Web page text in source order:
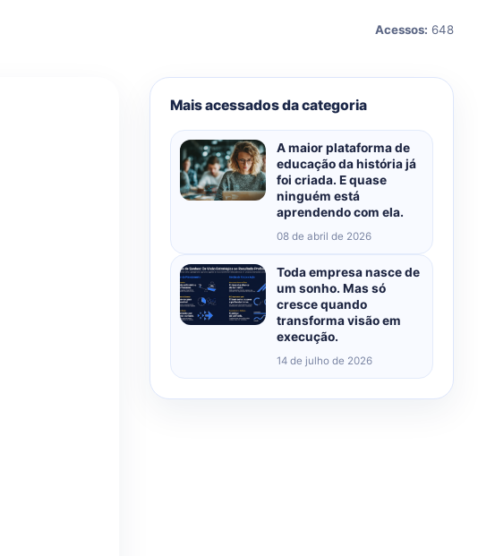
Acessos: 648
Mais acessados da categoria
A maior plataforma de
educação da história já
foi criada. E quase
ninguém está
aprendendo com ela.
08 de abril de 2026
Toda empresa nasce de
um sonho. Mas só
cresce quando
transforma visão em
execução.
14 de julho de 2026